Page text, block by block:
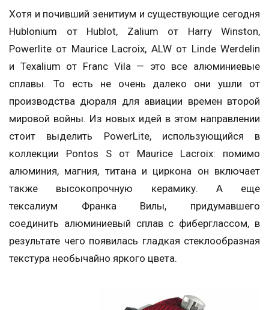
Хотя и почивший зенитиум и существующие сегодня
Hublonium от Hublot, Zalium от Harry Winston,
Powerlite от Maurice Lacroix, ALW от Linde Werdelin
и Texalium от Franc Vila — это все алюминиевые
сплавы. То есть не очень далеко они ушли от
производства дюраля для авиации времен второй
мировой войны. Из новых идей в этом направлении
стоит выделить PowerLite, использующийся в
коллекции Pontos S от Maurice Lacroix: помимо
алюминия, магния, титана и циркона он включает
также высокопрочную керамику. А еще
тексалиум Франка Вилы, придумавшего
соединить алюминиевый сплав с фиберглассом, в
результате чего появилась гладкая стеклообразная
текстура необычайно яркого цвета.